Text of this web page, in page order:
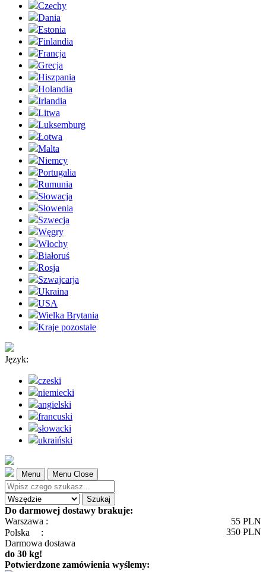
Czechy
Dania
Estonia
Finlandia
Francja
Grecja
Hiszpania
Holandia
Irlandia
Litwa
Luksemburg
Łotwa
Malta
Niemcy
Portugalia
Rumunia
Słowacja
Słowenia
Szwecja
Węgry
Włochy
Białoruś
Rosja
Szwajcarja
Ukraina
USA
Wielka Brytania
Kraje pozostałe
Język:
czeski
niemiecki
angielski
francuski
słowacki
ukraiński
Menu Menu Close
Szukaj
Do darmowej dostawy brakuje:
Warszawa :
55 PLN
Polska
: 350 PLN
Darmowa dostawa
do 30 kg!
Potwierdzone zamówienia wyślemy: